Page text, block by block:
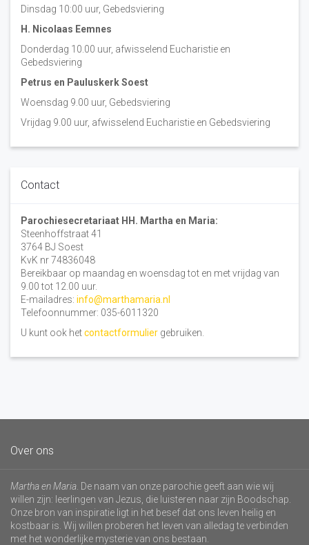
Dinsdag 10:00 uur, Gebedsviering
H. Nicolaas Eemnes
Donderdag 10.00 uur, afwisselend Eucharistie en
Gebedsviering
Petrus en Pauluskerk Soest
Woensdag 9.00 uur, Gebedsviering
Vrijdag 9.00 uur, afwisselend Eucharistie en Gebedsviering
Contact
Parochiesecretariaat HH. Martha en Maria:
Steenhoffstraat 41
3764 BJ Soest
KvK nr 74836048
Bereikbaar op maandag en woensdag tot en met vrijdag van
9.00 tot 12.00 uur.
E-mailadres: info@marthamaria.nl
Telefoonnummer: 035-6011320
U kunt ook hetcontactformulier gebruiken.
Over ons
Martha en Maria . De naam van onze parochie geeft aan wie wij
willen zijn: leerlingen van Jezus, die luisteren naar zijn Boodschap.
Onze bron van inspiratie ligt in het besef dat ons leven heilig en
kostbaar is. Wij willen proberen het leven van alledag te verbinden
met het wonderlijke mysterie van ons bestaan.